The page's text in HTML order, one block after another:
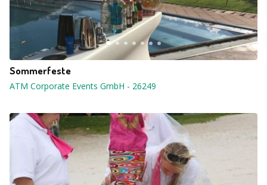
Sommerfeste
ATM Corporate Events GmbH - 26249